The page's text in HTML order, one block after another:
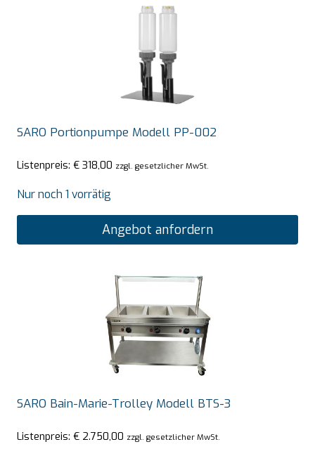
SARO Portionpumpe Modell PP-002
Listenpreis: € 318,00 zzgl. gesetzlicher MwSt.
Nur noch 1 vorrätig
Angebot anfordern
SARO Bain-Marie-Trolley Modell BTS-3
Listenpreis: € 2.750,00 zzgl. gesetzlicher MwSt.